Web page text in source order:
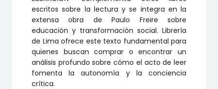
escritos sobre la lectura y se integra en la
extensa obra de Paulo Freire sobre
educación y transformación social. Librería
de Lima ofrece este texto fundamental para
quienes buscan comprar o encontrar un
análisis profundo sobre cómo el acto de leer
fomenta la autonomía y la conciencia
crítica.